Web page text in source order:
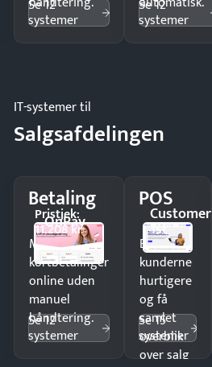
Se 12
systemer
Se 12
systemer
IT-systemer til
Salgsafdelingen
Betaling
OnPay
Pristjek:
11.208 kr
Modtag
kortbetalinger
online uden
manuel
håndtering.
Se 12
systemer
POS
Customer
1st
Ekspedér
kunderne
hurtigere
og få
samlet
overblik
over salg
Se 15
systemer